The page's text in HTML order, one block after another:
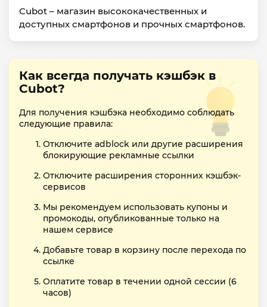
Cubot – магазин высококачественных и
доступных смартфонов и прочных смартфонов.
Как всегда получать кэшбэк в
Cubot?
Для получения кэшбэка необходимо соблюдать
следующие правила:
Отключите adblock или другие расширения
блокирующие рекламные ссылки
Отключите расширения сторонних кэшбэк-
сервисов
Мы рекомендуем использовать купоны и
промокоды, опубликованные только на
нашем сервисе
Добавьте товар в корзину после перехода по
ссылке
Оплатите товар в течении одной сессии (6
часов)